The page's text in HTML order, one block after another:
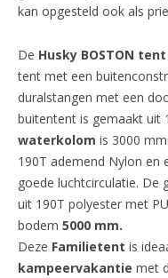
kan opgesteld ook als
De Husky BOSTON tent
tent met een
duralstangen met een
buitentent is gemaakt uit
waterkolom is 3000
190T ademend Nylon en
goede luchtcirculatie. De
uit 190T polyester met
bodem 5000 mm.
Deze Familietent is
kampeervakantie met